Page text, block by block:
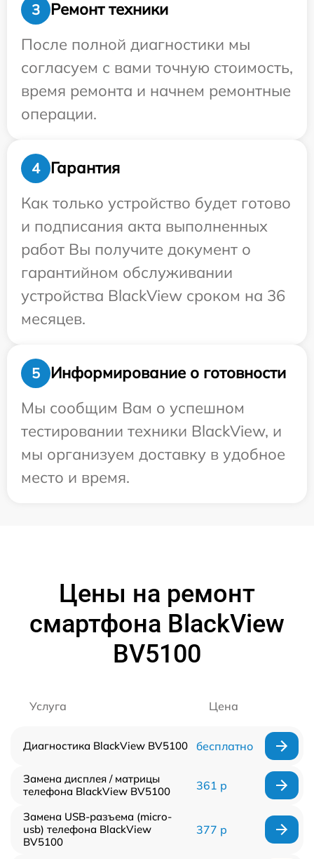
3
Ремонт техники
После полной диагностики мы
согласуем с вами точную стоимость,
время ремонта и начнем ремонтные
операции.
4
Гарантия
Как только устройство будет готово
и подписания акта выполненных
работ Вы получите документ о
гарантийном обслуживании
устройства BlackView сроком на 36
месяцев.
5
Информирование о готовности
Мы сообщим Вам о успешном
тестировании техники BlackView, и
мы организуем доставку в удобное
место и время.
Цены на ремонт
смартфона BlackView
BV5100
Услуга Цена
Диагностика BlackView BV5100 бесплатно
Замена дисплея / матрицы
телефона BlackView BV5100
361 р
Замена USB-разъема (micro-
usb) телефона BlackView
BV5100
377 р